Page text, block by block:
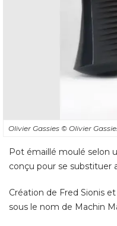
Olivier Gassies © Olivier
Pot émaillé moulé selon
conçu pour se substituer
Création de Fred Sionis
sous le nom de Machin